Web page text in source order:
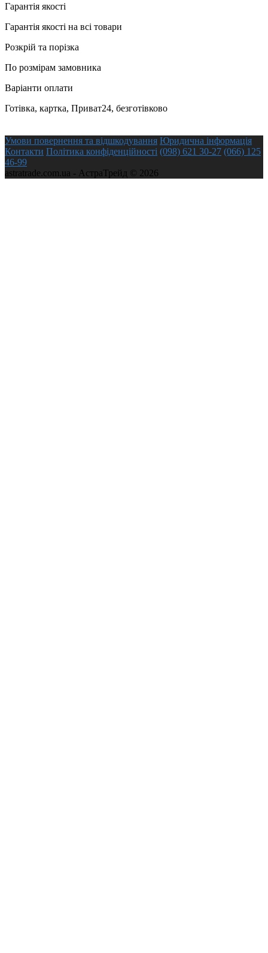
Гарантія якості
Гарантія якості на всі товари
Розкрій та порізка
По розмірам замовника
Варіанти оплати
Готівка, картка, Приват24, безготівково
Умови повернення та відшкодування Юридична інформація
Контакти Політика конфіденційності (098) 621 30-27 (066) 125
46-99
astratrade.com.ua - АстраТрейд © 2026